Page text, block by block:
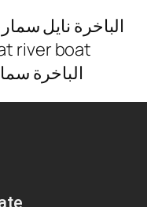
الباخرة نايل سمارت
river boat
الباخرة